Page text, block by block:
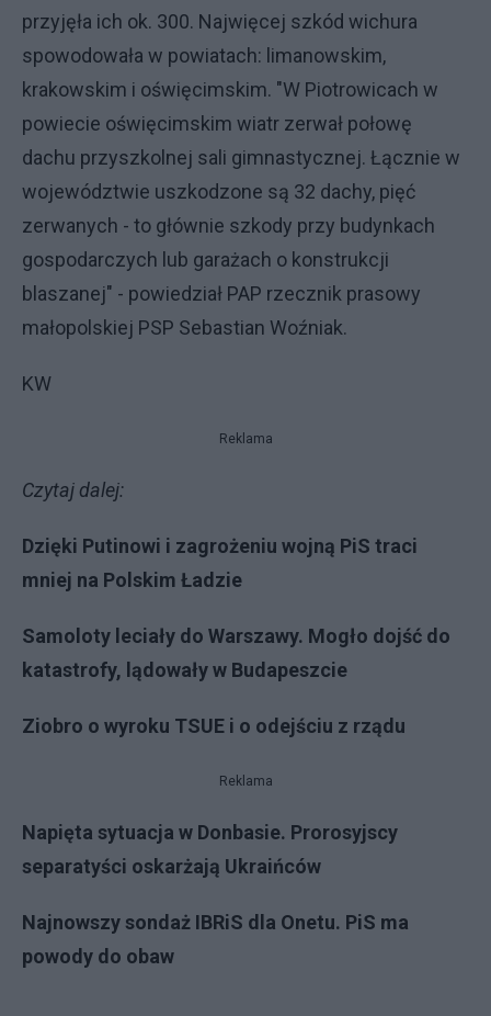
przyjęła ich ok. 300. Najwięcej szkód wichura
spowodowała w powiatach: limanowskim,
krakowskim i oświęcimskim. "W Piotrowicach w
powiecie oświęcimskim wiatr zerwał połowę
dachu przyszkolnej sali gimnastycznej. Łącznie w
województwie uszkodzone są 32 dachy, pięć
zerwanych - to głównie szkody przy budynkach
gospodarczych lub garażach o konstrukcji
blaszanej" - powiedział PAP rzecznik prasowy
małopolskiej PSP Sebastian Woźniak.
KW
Reklama
Czytaj dalej:
Dzięki Putinowi i zagrożeniu wojną PiS traci
mniej na Polskim Ładzie
Samoloty leciały do Warszawy. Mogło dojść do
katastrofy, lądowały w Budapeszcie
Ziobro o wyroku TSUE i o odejściu z rządu
Reklama
Napięta sytuacja w Donbasie. Prorosyjscy
separatyści oskarżają Ukraińców
Najnowszy sondaż IBRiS dla Onetu. PiS ma
powody do obaw